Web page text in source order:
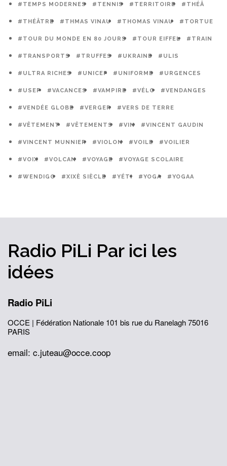
#TEMPS MODERNES #TENNIS #TERRITOIRE #THÉÂ
#THÉÂTRE #THMAS VINAU #THOMAS VINAU #TORTUE
#TOUR DU MONDE EN 80 JOURS #TOUR EIFFEL #TRAIN
#TRANSPORTS #TRUFFES #UKRAINE #ULIS
#ULTRA RICHES #UNICEF #UNIFORME #URGENCES
#USEP #VACANCES #VAMPIRE #VÉLO #VENDANGES
#VENDÉE GLOBE #VERGER #VERS DE TERRE
#VÊTEMENT #VÊTEMENTS #VIN #VINCENT GAUDIN
#VINCENT MUNNIER #VIOLON #VOILE #VOILIER
#VOIX #VOLCAN #VOYAGE #VOYAGE SCOLAIRE
#WENDIGO #XIXÈ SIÈCLE #YÉTI #YOGA #YOGAA
Radio PiLi Par ici les
idées
Radio PiLi
OCCE | Fédération Nationale 101 bis rue du Ranelagh75016
PARIS
email: c.juteau@occe.coop